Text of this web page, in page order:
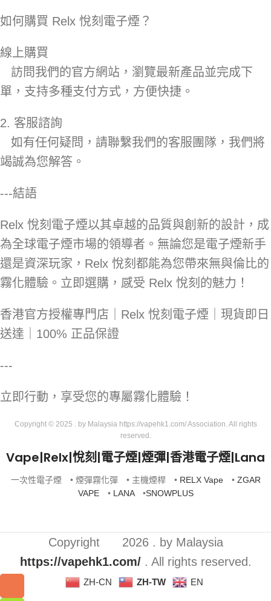
如何購買 Relx 悅刻電子煙？
線上購買
訪問我們的官方網站，瀏覽最新產品並完成下
單，支持多種支付方式，方便快捷。
2. 客服諮詢
如有任何疑問，請聯繫我們的客服團隊，我們將
竭誠為您解答。
---結語
Relx 悅刻電子煙以其卓越的品質與創新的設計，成
為全球電子煙市場的領導者。無論您是電子煙新手
還是資深玩家，Relx 悅刻都能為您帶來無與倫比的
霧化體驗。立即選購，感受 Relx 悅刻的魅力！
香港官方授權專門店｜Relx 悅刻電子煙｜現貨即日
送達｜100% 正品保證
---
立即行動，享受您的專屬霧化體驗！
Copyright © 2025 . by Malaysia https://vapehk1.com/ Association. All rights
reserved.
Vape|Relx|悅刻|電子煙|煙彈|香港電子煙|Lana
一次性電子煙 • 煙彈霧化彈 • 主機煙桿 • RELX Vape• ZGAR
VAPE• LANA•SNOWPLUS
Copyright
2026 . by Malaysia
https://vapehk1.com/. All rights reserved.
ZH-CN ZH-TW EN